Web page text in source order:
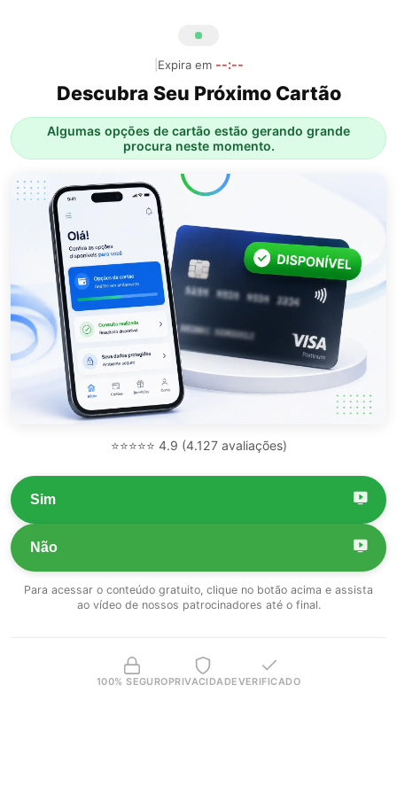
Expira em --:--
Descubra Seu Próximo Cartão
Algumas opções de cartão estão gerando grande
procura neste momento.
⭐⭐⭐⭐⭐ 4.9 (4.127 avaliações)
Sim
Não
Para acessar o conteúdo gratuito, clique no botão acima e assista
ao vídeo de nossos patrocinadores até o final.
100% SEGUROPRIVACIDADEVERIFICADO